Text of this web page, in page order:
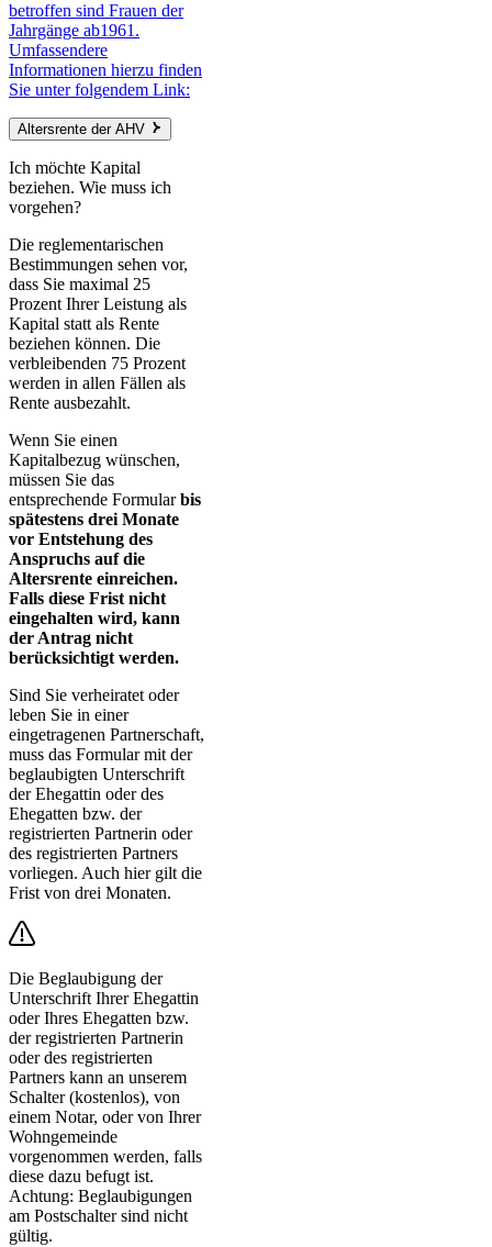
betroffen sind Frauen der
Jahrgänge ab1961.
Umfassendere
Informationen hierzu finden
Sie unter folgendem Link:
Altersrente der AHV
Ich möchte Kapital
beziehen. Wie muss ich
vorgehen?
Die reglementarischen
Bestimmungen sehen vor,
dass Sie maximal 25
Prozent Ihrer Leistung als
Kapital statt als Rente
beziehen können. Die
verbleibenden 75 Prozent
werden in allen Fällen als
Rente ausbezahlt.
Wenn Sie einen
Kapitalbezug wünschen,
müssen Sie das
entsprechende Formularbis
spätestens drei Monate
vor Entstehung des
Anspruchs auf die
Altersrente einreichen.
Falls diese Frist nicht
eingehalten wird, kann
der Antrag nicht
berücksichtigt werden.
Sind Sie verheiratet oder
leben Sie in einer
eingetragenen Partnerschaft,
muss das Formular mit der
beglaubigten Unterschrift
der Ehegattin oder des
Ehegatten bzw. der
registrierten Partnerin oder
des registrierten Partners
vorliegen. Auch hier gilt die
Frist von drei Monaten.
Die Beglaubigung der
Unterschrift Ihrer Ehegattin
oder Ihres Ehegatten bzw.
der registrierten Partnerin
oder des registrierten
Partners kann an unserem
Schalter (kostenlos), von
einem Notar, oder von Ihrer
Wohngemeinde
vorgenommen werden, falls
diese dazu befugt ist.
Achtung: Beglaubigungen
am Postschalter sind nicht
gültig.